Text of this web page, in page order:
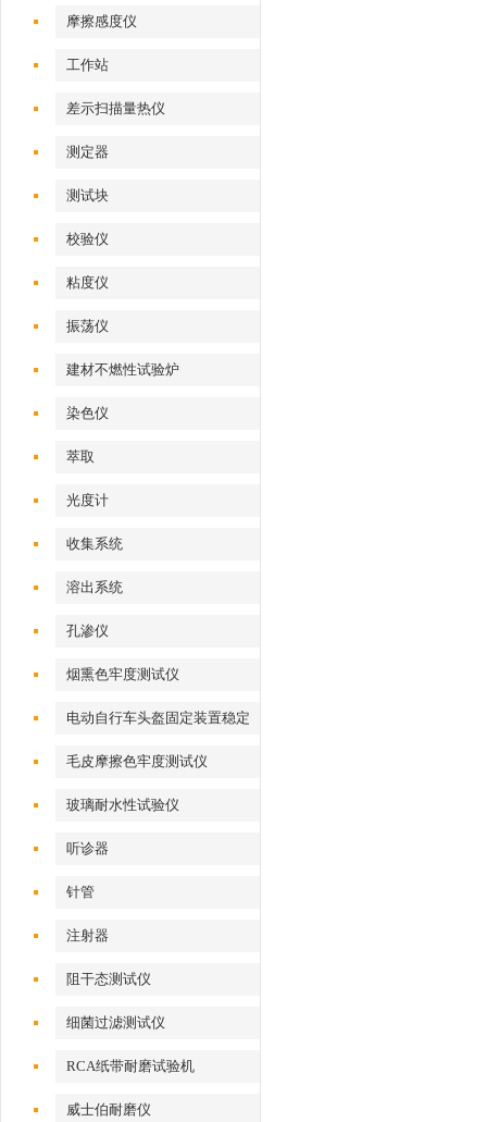
摩擦感度仪
工作站
差示扫描量热仪
测定器
测试块
校验仪
粘度仪
振荡仪
建材不燃性试验炉
染色仪
萃取
光度计
收集系统
溶出系统
孔渗仪
烟熏色牢度测试仪
电动自行车头盔固定装置稳定
性测试仪
毛皮摩擦色牢度测试仪
玻璃耐水性试验仪
听诊器
针管
注射器
阻干态测试仪
细菌过滤测试仪
RCA纸带耐磨试验机
威士伯耐磨仪